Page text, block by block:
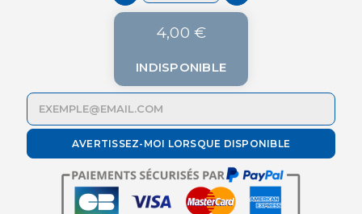
4,00 €
INDISPONIBLE
AVERTISSEZ-MOI LORSQUE DISPONIBLE